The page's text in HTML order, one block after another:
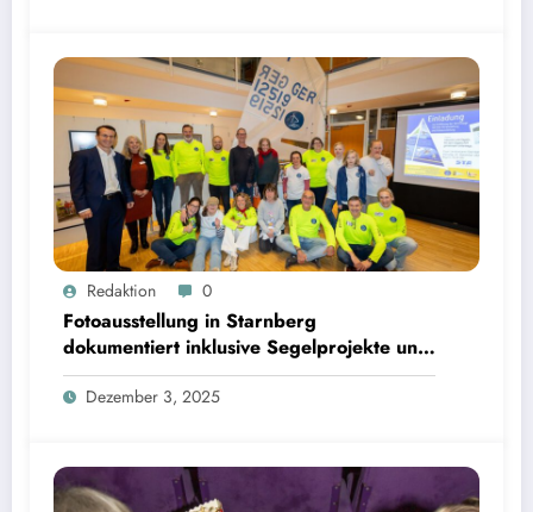
Landratsamt Starnberg
Redaktion 0
Fotoausstellung in Starnberg
dokumentiert inklusive Segelprojekte und
Ehrenamt
Dezember 3, 2025